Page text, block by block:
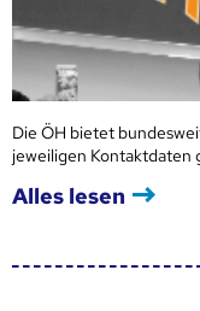
Die ÖH bietet
jeweiligen Kontaktdaten
Alles lesen